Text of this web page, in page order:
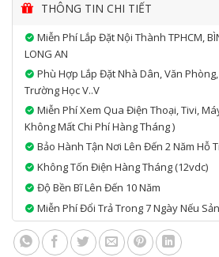
THÔNG TIN CHI TIẾT
Miễn Phí Lắp Đặt Nội Thành TPHCM,
LONG AN
Phù Hợp Lắp Đặt Nhà Dân, Văn
Trường Học V..v
Miễn Phí Xem Qua Điện Thoại, Tivi,
Không Mất Chi Phí Hàng Tháng )
Bảo Hành Tận Nơi Lên Đến 2 Năm Hỗ
Không Tốn Điện Hàng Tháng (12vdc)
Độ Bền Bĩ Lên Đến 10 Năm
Miễn Phí Đổi Trả Trong 7 Ngày Nếu